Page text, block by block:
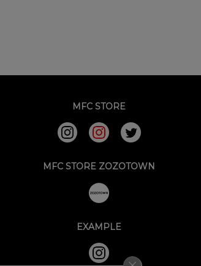
MFC STORE
MFC STORE ZOZOTOWN
EXAMPLE